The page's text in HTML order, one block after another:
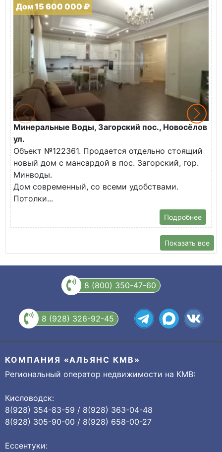
Дом 15 600 000 ₽
Минеральные Воды, Загорский пос., Новосёлов
ул.
Объект №122361. Продается отдельно стоящий
новый дом с мансардой в пос. Загорский, гор.
Минводы.
Дом современный, со всеми удобствами.
Потолки...
Подробнее
Показать все
8 (800) 350-47-60
8 (928) 326-92-45
КОМПАНИЯ «АЛЬЯНС КМВ»
Региональный оператор недвижимости на КМВ:
Кисловодск:
8(928) 354-83-59 / 8(928) 363-04-48
8(928) 305-90-00 / 8(928) 658-00-27
Ессентуки: